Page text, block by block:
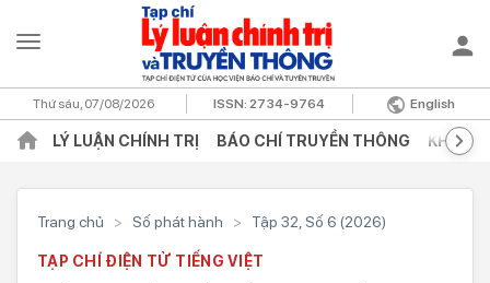
Thứ sáu, 07/08/2026 ISSN:2734-9764 English
LÝ LUẬN CHÍNH TRỊ BÁO CHÍ TRUYỀN THÔNG KHOA
Trang chủ > Số phát hành > Tập 32, Số 6 (2026)
TẠP CHÍ ĐIỆN TỬ TIẾNG VIỆT